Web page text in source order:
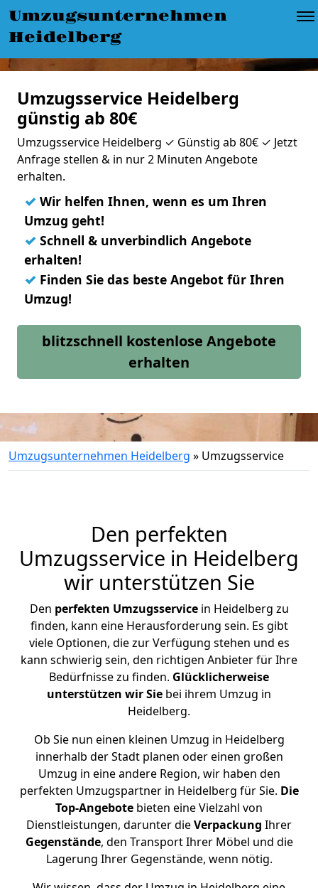
Umzugsunternehmen
Heidelberg
Umzugsservice Heidelberg
günstig ab 80€
Umzugsservice Heidelberg ✓ Günstig ab 80€ ✓ Jetzt
Anfrage stellen & in nur 2 Minuten Angebote
erhalten.
✓ Wir helfen Ihnen, wenn es um Ihren
Umzug geht!
✓ Schnell & unverbindlich Angebote
erhalten!
✓ Finden Sie das beste Angebot für Ihren
Umzug!
blitzschnell kostenlose Angebote
erhalten
Umzugsunternehmen Heidelberg » Umzugsservice
Den perfekten
Umzugsservice in Heidelberg
wir unterstützen Sie
Den perfekten Umzugsservicein Heidelberg zu
finden, kann eine Herausforderung sein. Es gibt
viele Optionen, die zur Verfügung stehen und es
kann schwierig sein, den richtigen Anbieter für Ihre
Bedürfnisse zu finden. Glücklicherweise
unterstützen wirSie bei ihrem Umzug in
Heidelberg.
Ob Sie nun einen kleinen Umzug in Heidelberg
innerhalb der Stadt planen oder einen großen
Umzug in eine andere Region, wir haben den
perfekten Umzugspartner in Heidelberg für Sie. Die
Top-Angebote bieten eine Vielzahl von
Dienstleistungen, darunter dieVerpackung Ihrer
Gegenstände, den Transport Ihrer Möbel und die
Lagerung Ihrer Gegenstände, wenn nötig.